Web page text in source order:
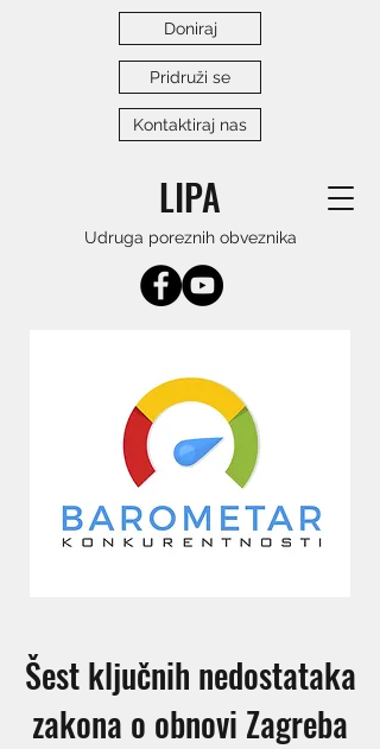
LIPA
Udruga poreznih obveznika
Doniraj
Pridruži se
Kontaktiraj nas
Šest ključnih nedostataka
zakona o obnovi Zagreba